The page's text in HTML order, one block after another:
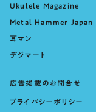
Ukulele Magazine
Metal Hammer Japan
耳マン
デジマート
広告掲載のお問合せ
プライバシーポリシー